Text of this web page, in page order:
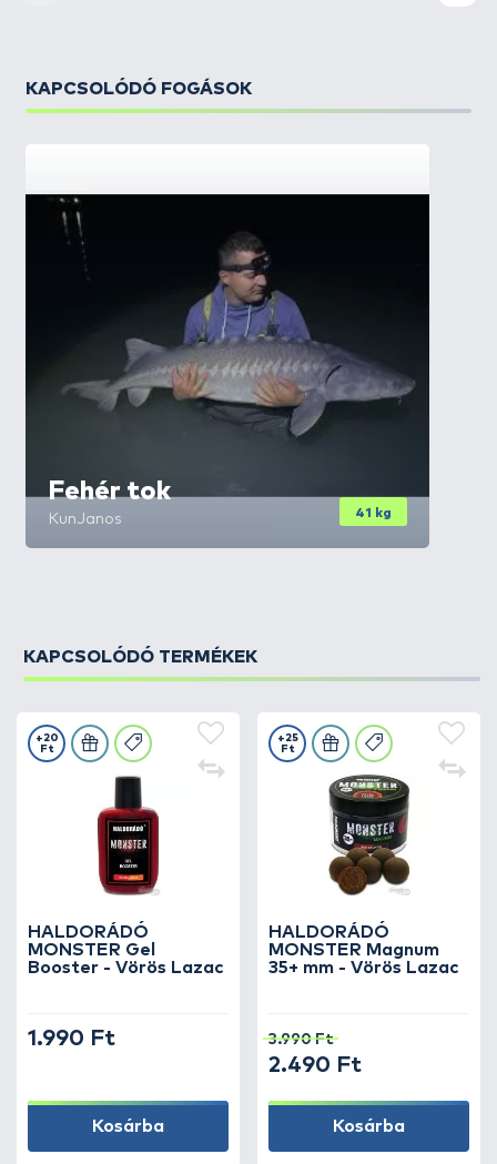
KAPCSOLÓDÓ FOGÁSOK
Fehér tok
KunJanos 41 kg
KAPCSOLÓDÓ TERMÉKEK
HALDORÁDÓ
MONSTER Gel
Booster - Vörös Lazac
+20
Ft
1.990 Ft
Kosárba
HALDORÁDÓ
MONSTER Magnum
35+ mm - Vörös Lazac
+25
Ft
3.990 Ft
2.490 Ft
Kosárba